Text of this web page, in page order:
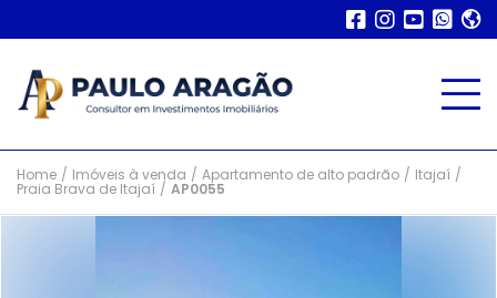
Home / Imóveis à venda / Apartamento de alto padrão / Itajaí /
Praia Brava de Itajaí / AP0055